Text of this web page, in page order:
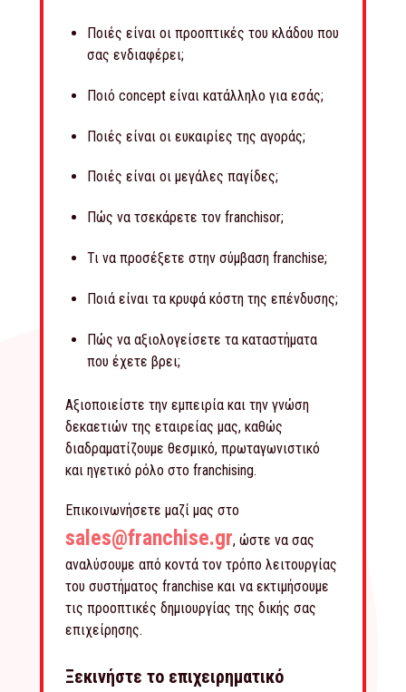
Ποιές είναι οι προοπτικές του κλάδου που
σας ενδιαφέρει;
Ποιό concept είναι κατάλληλο για εσάς;
Ποιές είναι οι ευκαιρίες της αγοράς;
Ποιές είναι οι μεγάλες παγίδες;
Πώς να τσεκάρετε τον franchisor;
Τι να προσέξετε στην σύμβαση franchise;
Ποιά είναι τα κρυφά κόστη της επένδυσης;
Πώς να αξιολογείσετε τα καταστήματα
που έχετε βρει;
Αξιοποιείστε την εμπειρία και την γνώση
δεκαετιών της εταιρείας μας, καθώς
διαδραματίζουμε θεσμικό, πρωταγωνιστικό
και ηγετικό ρόλο στο franchising.
Επικοινωνήσετε μαζί μας στο
sales@franchise.gr, ώστε να σας
αναλύσουμε από κοντά τον τρόπο λειτουργίας
του συστήματος franchise και να εκτιμήσουμε
τις προοπτικές δημιουργίας της δικής σας
επιχείρησης.
Ξεκινήστε το επιχειρηματικό